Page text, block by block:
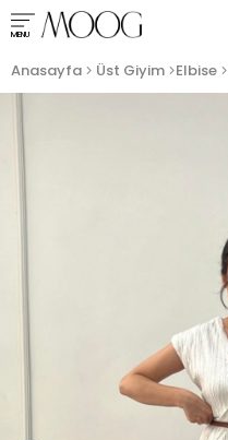
MENU
Anasayfa Üst Giyim Elbise